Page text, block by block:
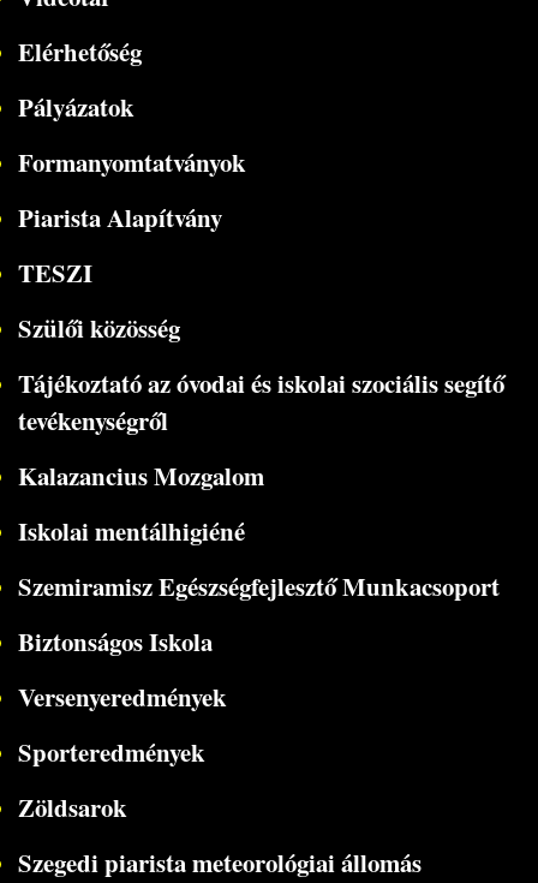
Elérhetőség
Pályázatok
Formanyomtatványok
Piarista Alapítvány
TESZI
Szülői közösség
Tájékoztató az óvodai és iskolai szociális segítő
tevékenységről
Kalazancius Mozgalom
Iskolai mentálhigiéné
Szemiramisz Egészségfejlesztő Munkacsoport
Biztonságos Iskola
Versenyeredmények
Sporteredmények
Zöldsarok
Szegedi piarista meteorológiai állomás